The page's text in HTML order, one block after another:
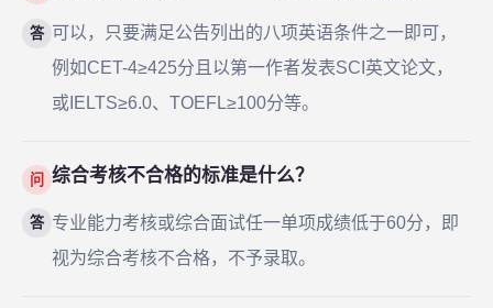
答 可以，只要满足公告列出的八项英语条件之一即可，
例如CET-4≥425分且以第一作者发表SCI英文论文，
或IELTS≥6.0、TOEFL≥100分等。
问 综合考核不合格的标准是什么？
答 专业能力考核或综合面试任一单项成绩低于60分，即
视为综合考核不合格，不予录取。